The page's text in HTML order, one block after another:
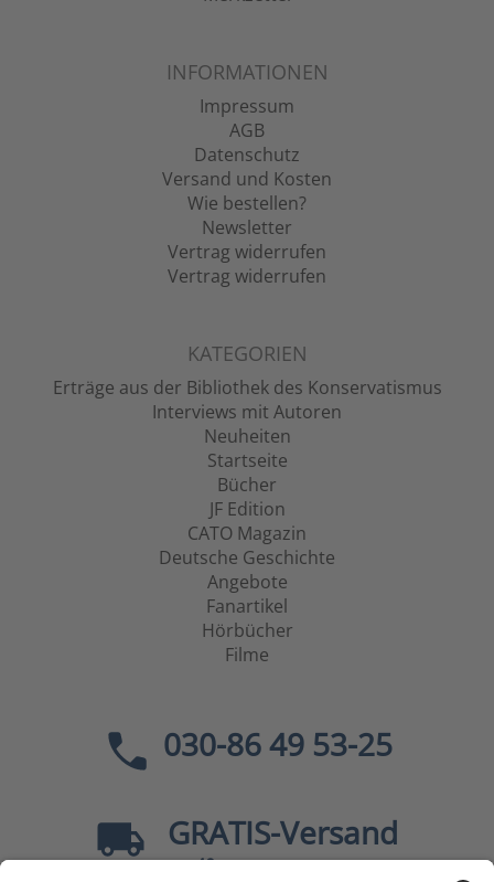
INFORMATIONEN
Impressum
AGB
Datenschutz
Versand und Kosten
Wie bestellen?
Newsletter
Vertrag widerrufen
Vertrag widerrufen
KATEGORIEN
Erträge aus der Bibliothek des Konservatismus
Interviews mit Autoren
Neuheiten
Startseite
Bücher
JF Edition
CATO Magazin
Deutsche Geschichte
Angebote
Fanartikel
Hörbücher
Filme
030-86 49 53-25
GRATIS-Versand
40